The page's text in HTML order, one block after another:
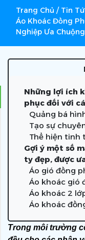
Trang Chủ / Tin
Áo Khoác Đồng
Nghiệp Ưa
Những lợi ích
phục đối với
Quảng bá
Tạo sự
Thể hiện tinh
Gợi ý một số
ty đẹp, được
Áo gió đồng
Áo khoác gió
Áo khoác 2
Áo khoác
Trong môi trường